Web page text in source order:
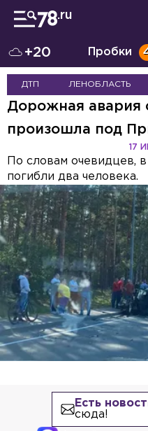
+20 Пробки
ДТП ЛЕНОБЛАСТЬ
Дорожная авария
произошла под
17
По словам очевидцев,
погибли два человека.
Есть
сюда!